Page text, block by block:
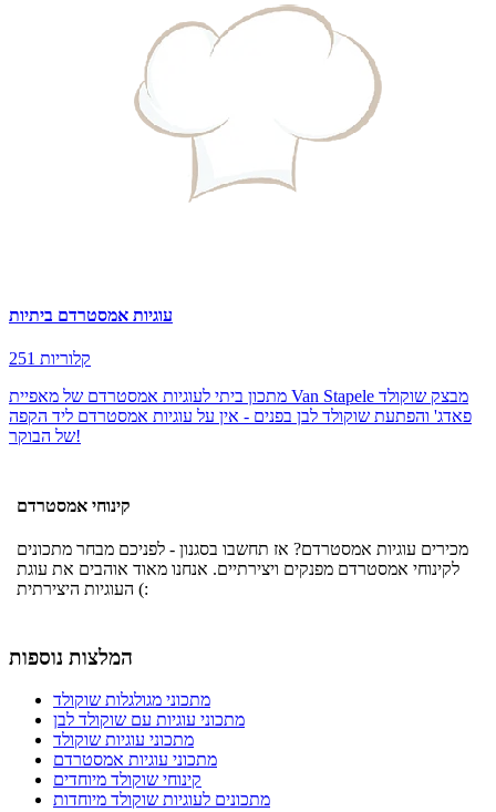
עוגיות אמסטרדם ביתיות
251 קלוריות
מתכון ביתי לעוגיות אמסטרדם של מאפיית Van Stapele מבצק שוקולד
פאדג' והפתעת שוקולד לבן בפנים - אין על עוגיות אמסטרדם ליד הקפה
של הבוקר!
קינוחי אמסטרדם
מכירים עוגיות אמסטרדם? אז תחשבו בסגנון - לפניכם מבחר מתכונים
לקינוחי אמסטרדם מפנקים ויצירתיים. אנחנו מאוד אוהבים את עוגת
העוגיות היצירתית (:
המלצות נוספות
מתכוני מגולגלות שוקולד
מתכוני עוגיות עם שוקולד לבן
מתכוני עוגיות שוקולד
מתכוני עוגיות אמסטרדם
קינוחי שוקולד מיוחדים
מתכונים לעוגיות שוקולד מיוחדות